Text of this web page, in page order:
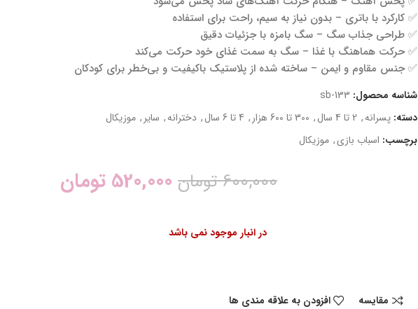
✅ کارکرد با باتری – بدون نیاز به سیم، راحت برای استفاده
✅ طراحی جذاب سگ – سگ بامزه با جزئیات دقیق
✅ حرکت هماهنگ با غذا – سگ به سمت غذای خود حرکت می‌کند
✅ جنس مقاوم و ایمن – ساخته شده از پلاستیک باکیفیت و بی‌خطر برای کودکان
شناسه محصول: sb-133
دسته: پسرانه, 2 تا 4 سال , 300 تا 600 هزار , 4 تا 6 سال , دخترانه, سایر , موزیکال
برچسب: اسباب بازی, موزیکال
600,000 تومان 520,000 تومان
در انبار موجود نمی باشد
مقایسه افزودن به علاقه مندی ها